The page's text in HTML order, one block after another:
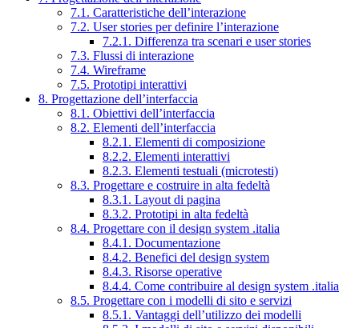
7.1. Caratteristiche dell’interazione
7.2. User stories per definire l’interazione
7.2.1. Differenza tra scenari e user stories
7.3. Flussi di interazione
7.4. Wireframe
7.5. Prototipi interattivi
8. Progettazione dell’interfaccia
8.1. Obiettivi dell’interfaccia
8.2. Elementi dell’interfaccia
8.2.1. Elementi di composizione
8.2.2. Elementi interattivi
8.2.3. Elementi testuali (microtesti)
8.3. Progettare e costruire in alta fedeltà
8.3.1. Layout di pagina
8.3.2. Prototipi in alta fedeltà
8.4. Progettare con il design system .italia
8.4.1. Documentazione
8.4.2. Benefici del design system
8.4.3. Risorse operative
8.4.4. Come contribuire al design system .italia
8.5. Progettare con i modelli di sito e servizi
8.5.1. Vantaggi dell’utilizzo dei modelli